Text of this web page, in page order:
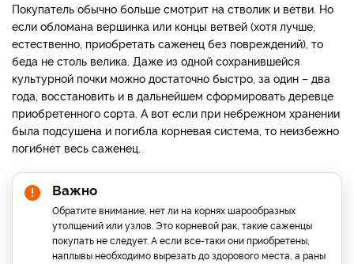
Покупатель обычно больше смотрит на стволик и ветви. Но
если обломана вершинка или концы ветвей (хотя лучше,
естественно, приобретать саженец без повреждений), то
беда не столь велика. Даже из одной сохранившейся
культурной почки можно достаточно быстро, за один – два
года, восстановить и в дальнейшем сформировать деревце
приобретенного сорта. А вот если при небрежном хранении
была подсушена и погибла корневая система, то неизбежно
погибнет весь саженец.
Важно
Обратите внимание, нет ли на корнях шарообразных
утолщений или узлов. Это корневой рак, такие саженцы
покупать не следует. А если все-таки они приобретены,
наплывы необходимо вырезать до здорового места, а раны